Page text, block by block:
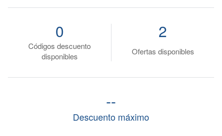
Códigos descuento
disponibles
0
Ofertas disponibles
2
Descuento máximo
--